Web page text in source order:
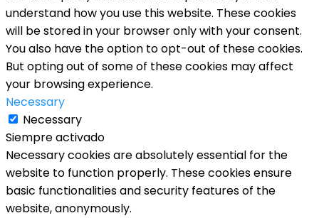
understand how you use this website. These cookies
will be stored in your browser only with your consent.
You also have the option to opt-out of these cookies.
But opting out of some of these cookies may affect
your browsing experience.
Necessary
Necessary
Siempre activado
Necessary cookies are absolutely essential for the
website to function properly. These cookies ensure
basic functionalities and security features of the
website, anonymously.